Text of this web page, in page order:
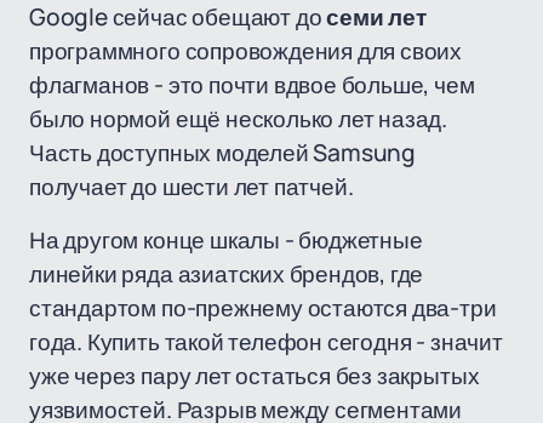
Google сейчас обещают досеми лет
программного сопровождения для своих
флагманов - это почти вдвое больше, чем
было нормой ещё несколько лет назад.
Часть доступных моделей Samsung
получает до шести лет патчей.
На другом конце шкалы - бюджетные
линейки ряда азиатских брендов, где
стандартом по-прежнему остаются два-три
года. Купить такой телефон сегодня - значит
уже через пару лет остаться без закрытых
уязвимостей. Разрыв между сегментами